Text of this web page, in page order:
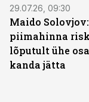
29.07.26, 09:30
Maido Solovjov:
piimahinna
lõputult ühe
kanda jätta